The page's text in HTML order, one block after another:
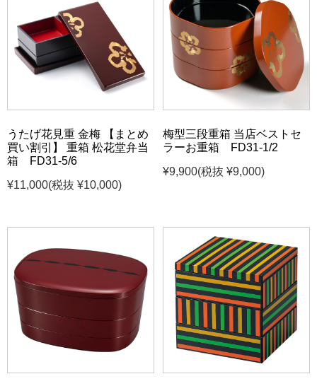
うたげ花見重 金梅 【まとめ
買い割引】 重箱 松花堂弁当
箱 FD31-5/6
¥11,000(税抜 ¥10,000)
梅型三段重箱 当店ベストセ
ラーお重箱 FD31-1/2
¥9,900(税抜 ¥9,000)